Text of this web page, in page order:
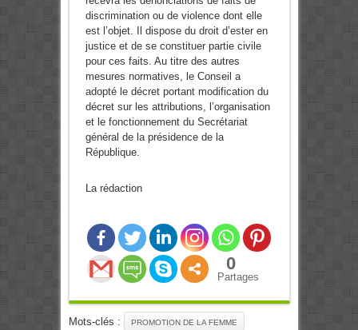
discrimination ou de violence dont elle
est l’objet. Il dispose du droit d’ester en
justice et de se constituer partie civile
pour ces faits. Au titre des autres
mesures normatives, le Conseil a
adopté le décret portant modification du
décret sur les attributions, l’organisation
et le fonctionnement du Secrétariat
général de la présidence de la
République.
La rédaction
0
Partages
Mots-clés : PROMOTION DE LA FEMME